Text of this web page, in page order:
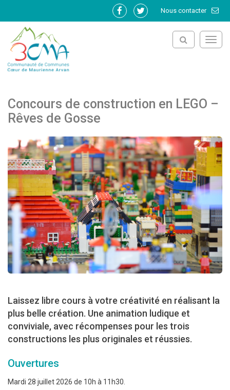
Nous contacter
Lien
Lien
Concours de construction en LEGO –
Rêves de Gosse
Laissez libre cours à votre créativité en réalisant la
plus belle création. Une animation ludique et
conviviale, avec récompenses pour les trois
constructions les plus originales et réussies.
Ouvertures
Mardi 28 juillet 2026 de 10h à 11h30.